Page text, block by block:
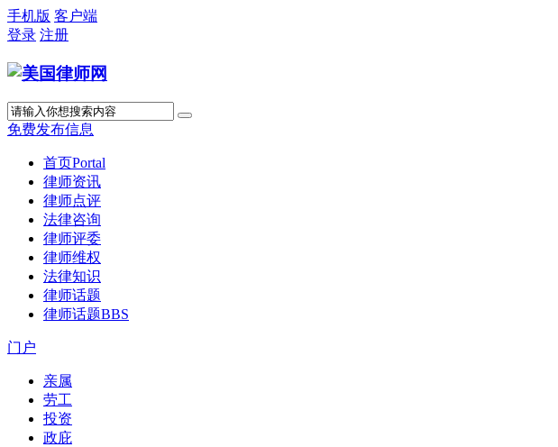
手机版 客户端
登录 注册
免费发布信息
首页Portal
律师资讯
律师点评
法律咨询
律师评委
律师维权
法律知识
律师话题
律师话题BBS
门户
亲属
劳工
投资
政庇